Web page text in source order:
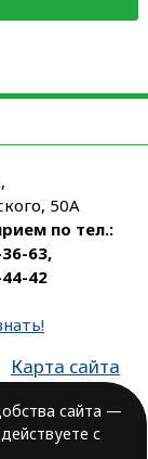
50А
по тел.:
63,
42
Карта сайта
Министерством
сайта —
с